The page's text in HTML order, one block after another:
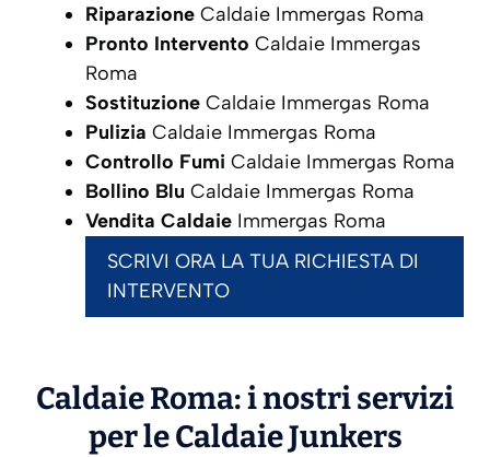
Riparazione Caldaie Immergas Roma
Pronto Intervento Caldaie Immergas
Roma
Sostituzione Caldaie Immergas Roma
Pulizia Caldaie Immergas Roma
Controllo Fumi Caldaie Immergas Roma
Bollino Blu Caldaie Immergas Roma
Vendita Caldaie Immergas Roma
SCRIVI ORA LA TUA RICHIESTA DI
INTERVENTO
Caldaie Roma: i nostri servizi
per le CaldaieJunkers